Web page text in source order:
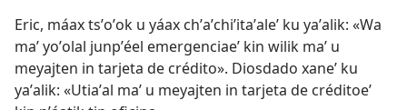
Eric, máax tsʼoʼok u yáax chʼaʼchiʼitaʼaleʼ ku yaʼalik: «Wa
maʼ yoʼolal junpʼéel emergenciaeʼ kin wilik maʼ u
meyajten in tarjeta de crédito». Diosdado xaneʼ ku
yaʼalik: «Utiaʼal maʼ u meyajten in tarjeta de créditoeʼ